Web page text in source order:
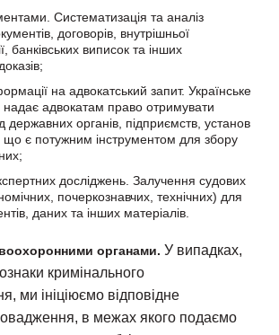
Систематизація та аналіз
договорів, внутрішньої
банківських виписок та інших
на адвокатський запит. Українське
надає адвокатам право отримувати
державних органів, підприємств, установ
що є потужним інструментом для збору
досліджень. Залучення судових
почеркознавчих, технічних) для
даних та інших матеріалів.
органами. У випадках,
кримінального
ми ініціюємо відповідне
в межах якого подаємо